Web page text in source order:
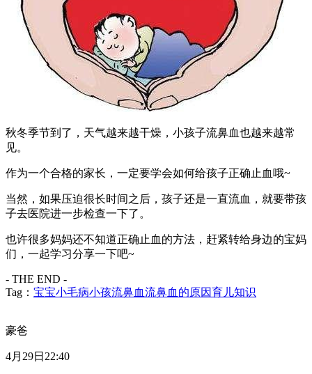
秋冬季节到了，天气越来越干燥，小孩子流鼻血也越来越常
见。
作为一个合格的家长，一定要学会如何给孩子正确止血哦~
当然，如果压迫很长时间之后，孩子还是一直流血，就要带孩
子去医院进一步检查一下了。
也许很多妈妈还不知道正确止血的方法，赶紧转给身边的宝妈
们，一起学习分享一下吧~
- THE END -
Tag： 宝宝小毛病小孩流鼻血流鼻血的原因育儿知识
豪爸
4月29日22:40